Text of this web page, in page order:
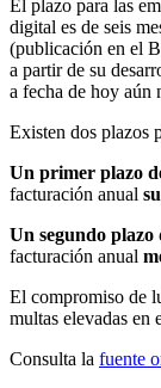
El plazo para las
digital es de seis
(publicación en el
a partir de su
a fecha de hoy aún
Existen dos plazos
Un primer plazo
facturación anual
Un segundo plazo
facturación anual
El compromiso de
multas elevadas en
Consulta la fuente